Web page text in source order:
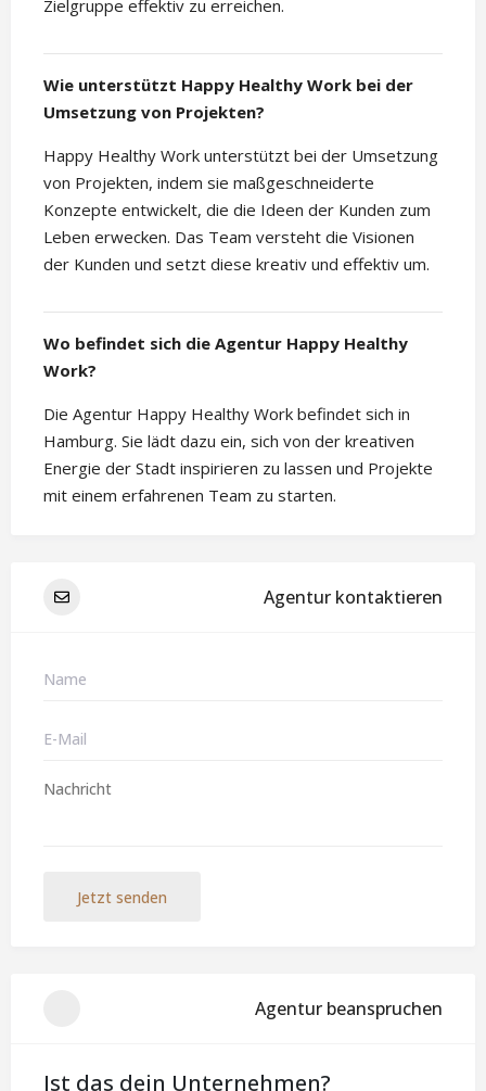
Zielgruppe effektiv zu erreichen.
Wie unterstützt Happy Healthy Work bei der
Umsetzung von Projekten?
Happy Healthy Work unterstützt bei der Umsetzung
von Projekten, indem sie maßgeschneiderte
Konzepte entwickelt, die die Ideen der Kunden zum
Leben erwecken. Das Team versteht die Visionen
der Kunden und setzt diese kreativ und effektiv um.
Wo befindet sich die Agentur Happy Healthy
Work?
Die Agentur Happy Healthy Work befindet sich in
Hamburg. Sie lädt dazu ein, sich von der kreativen
Energie der Stadt inspirieren zu lassen und Projekte
mit einem erfahrenen Team zu starten.
Agentur kontaktieren
Jetzt senden
Agentur beanspruchen
Ist das dein Unternehmen?